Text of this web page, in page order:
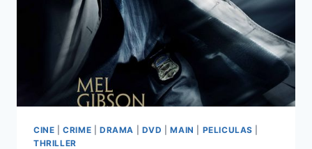
CINE |CRIME DRAMA DVD |MAIN PELICULAS
THRILLER